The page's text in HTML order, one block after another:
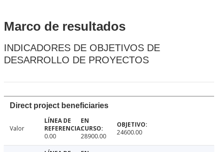
Marco de resultados
INDICADORES DE OBJETIVOS DE
DESARROLLO DE PROYECTOS
Direct project beneficiaries
Valor
0.00
28900.00 24600.00